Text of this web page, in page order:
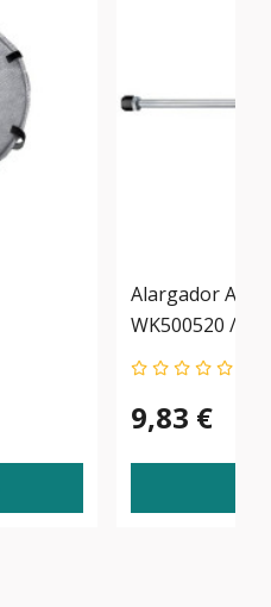
Alargador
WK500520 /
9,83 €